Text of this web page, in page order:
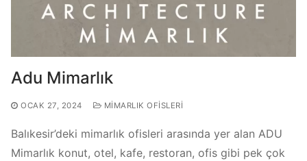
Adu Mimarlık
OCAK 27, 2024 MIMARLIK OFISLERI
Balıkesir’deki mimarlık ofisleri arasında yer alan ADU
Mimarlık konut, otel, kafe, restoran, ofis gibi pek çok